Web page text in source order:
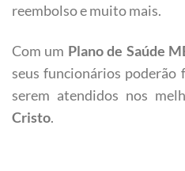
reembolso e muito mais.
Com um Plano de Saúde
seus funcionários poderão
serem atendidos nos
Cristo.